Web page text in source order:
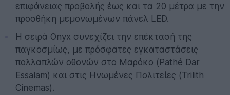
επιφάνειας προβολής έως και τα 20 μέτρα με την
προσθήκη μεμονωμένων πάνελ LED.
Η σειρά Onyx συνεχίζει την επέκτασή της
παγκοσμίως, με πρόσφατες εγκαταστάσεις
πολλαπλών οθονών στο Μαρόκο (Pathé Dar
Essalam) και στις Ηνωμένες Πολιτείες (Trilith
Cinemas).